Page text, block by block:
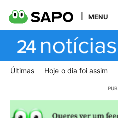
MENU
Últimas Hoje o dia foi assim